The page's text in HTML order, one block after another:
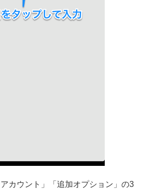
カウント」「追加オプション」の3